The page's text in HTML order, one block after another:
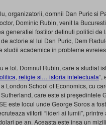
organizatorii, domnii Dan Puric si
Dominic Rubin, venit la
generatiei fostilor detinuti politici
actorie al lui Dan Puric, Dem
studii academice in probleme
e tot. Domnul Rubin, care a studiat
religie si… istoria intelectuala“,
London School of Economics, cu
care este si preşedintele
este locul unde George Soros a
viitorii “lideri ai lumii”, printre
pe an. Aceasta este insa un